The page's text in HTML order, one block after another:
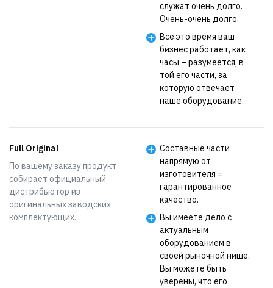
служат очень долго.
Очень-очень долго.
Все это время ваш
бизнес работает, как
часы – разумеется, в
той его части, за
которую отвечает
наше оборудование.
Full Original
По вашему заказу продукт
собирает официальный
дистрибьютор из
оригинальных заводских
комплектующих.
Составные части
напрямую от
изготовителя =
гарантированное
качество.
Вы имеете дело с
актуальным
оборудованием в
своей рыночной нише.
Вы можете быть
уверены, что его